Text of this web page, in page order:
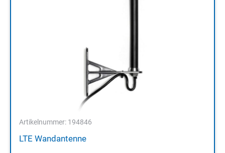
Artikelnummer: 194846
LTE Wandantenne